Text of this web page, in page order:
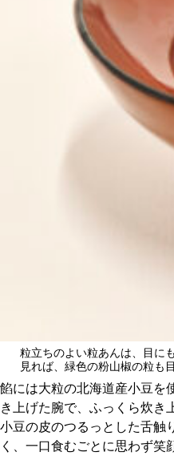
誠光社で選び
おすすめの本
紹介します。
おすすめのイ
粒立ちのよい粒あんは、目に
見れば、緑色の粉山椒の粒も
餡には大粒の北海道産小豆を
き上げた腕で、ふっくら炊き
小豆の皮のつるっとした舌触
く、一口食むごとに思わず笑